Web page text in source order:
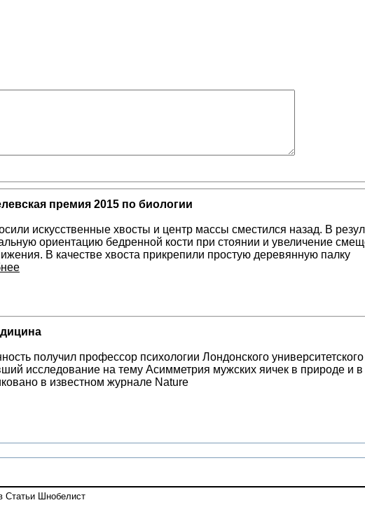
премия 2015 по биологии
искусственные хвосты и центр массы сместился назад. В
ориентацию бедренной кости при стоянии и увеличение
В качестве хвоста прикрепили простую деревянную палку
получил профессор психологии Лондонского университетcкого
исследование на тему Асимметрия мужских яичек в природе и в
в известном журнале Nature
Статьи Шнобелист